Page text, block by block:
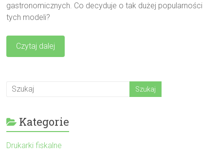
gastronomicznych. Co decyduje o tak dużej popularności
tych modeli?
Czytaj dalej
Kategorie
Drukarki fiskalne